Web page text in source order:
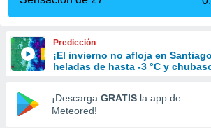
las
y
forma
digital
basada
Predicción
¡El invierno no afloja en
heladas de hasta -3 °C y
¡Descarga GRATIS la app de
Meteored!